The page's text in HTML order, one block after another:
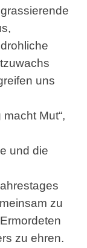
uns
Mut“,
und die
zu
zu ehren.